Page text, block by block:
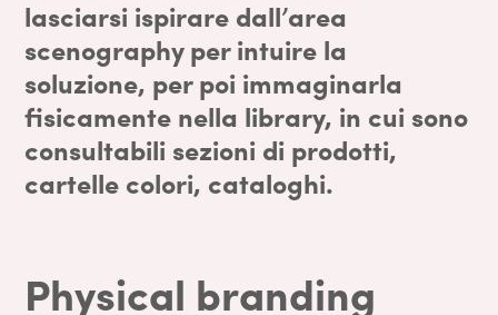
lasciarsi ispirare dall’area
scenography per intuire la
soluzione, per poi immaginarla
fisicamente nella library, in cui sono
consultabili sezioni di prodotti,
cartelle colori, cataloghi.
Physical branding